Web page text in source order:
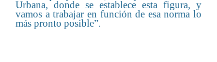
Urbana, donde se establece esta figura, y
vamos a trabajar en función de esa norma lo
más pronto posible”.